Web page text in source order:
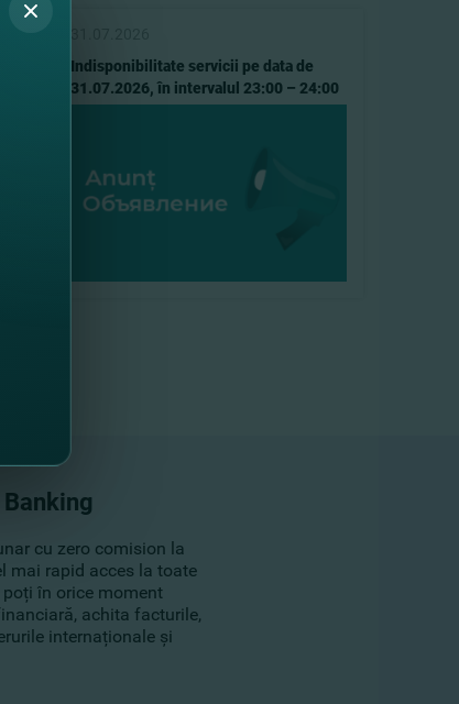
Indisponibilitate servicii pe data de
31.07.2026, în intervalul 23:00 – 24:00
cu zero comision la
mai rapid acces la toate
poți în orice moment
achita facturile,
internaționale și